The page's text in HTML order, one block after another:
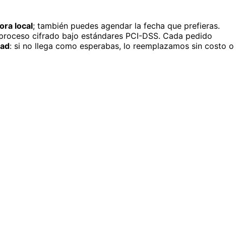
local; también puedes agendar la fecha que prefieras.
cifrado bajo estándares PCI-DSS. Cada pedido
: si no llega como esperabas, lo reemplazamos sin costo o